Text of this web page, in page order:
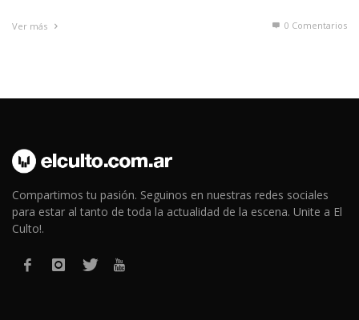
Ver más 0 Comentarios
Compartimos tu pasión. Seguinos en nuestras redes sociales
para estar al tanto de toda la actualidad de la escena. Unite a El
Culto!.